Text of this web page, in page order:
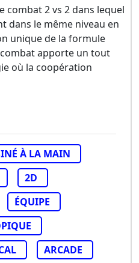
combat 2 vs 2 dans lequel
dans le même niveau en
unique de la formule
apporte un tout
où la coopération
À LA MAIN
2D
ÉQUIPE
ARCADE